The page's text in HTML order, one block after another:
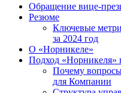
Обращение вице-
Резюме
Ключевые
за 2024 год
О «Норникеле»
Подход «Норникеля»
Почему
для Компании